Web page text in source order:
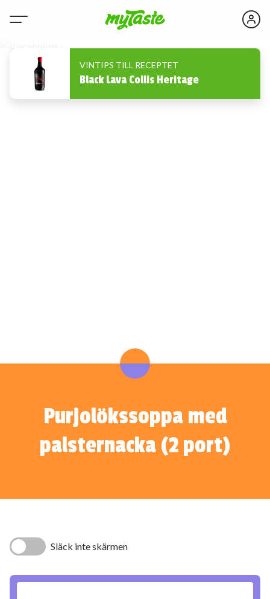
VINTIPS TILL RECEPTET
Black Lava Collis Heritage
Purjolökssoppa med
palsternacka (2 port)
Släck inte skärmen